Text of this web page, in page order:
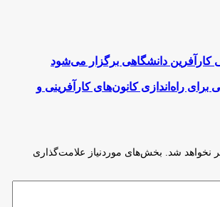
دانشگاهی برگزار می‌شود
برای راه‌اندازی کانون‌های کارآفرینی و
نخواهد شد.
بخش‌های موردنیاز علامت‌گذاری